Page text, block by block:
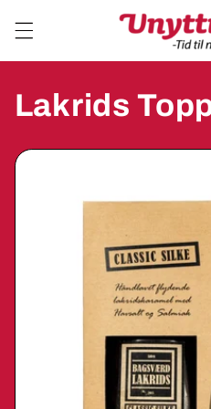
indhold
Lakrids